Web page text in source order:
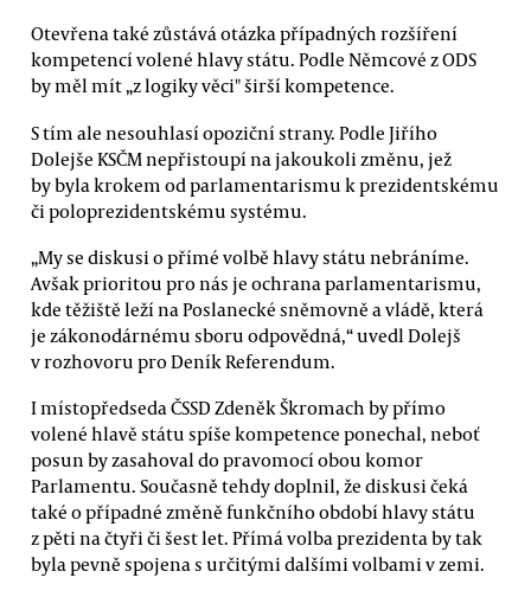
Otevřena také zůstává otázka případných rozšíření
kompetencí volené hlavy státu. Podle Němcové z ODS
by měl mít „z logiky věci" širší kompetence.
S tím ale nesouhlasí opoziční strany. Podle Jiřího
Dolejše KSČM nepřistoupí na jakoukoli změnu, jež
by byla krokem od parlamentarismu k prezidentskému
či poloprezidentskému systému.
„My se diskusi o přímé volbě hlavy státu nebráníme.
Avšak prioritou pro nás je ochrana parlamentarismu,
kde těžiště leží na Poslanecké sněmovně a vládě, která
je zákonodárnému sboru odpovědná,“ uvedl Dolejš
v rozhovoru pro Deník Referendum.
I místopředseda ČSSD Zdeněk Škromach by přímo
volené hlavě státu spíše kompetence ponechal, neboť
posun by zasahoval do pravomocí obou komor
Parlamentu. Současně tehdy doplnil, že diskusi čeká
také o případné změně funkčního období hlavy státu
z pěti na čtyři či šest let. Přímá volba prezidenta by tak
byla pevně spojena s určitými dalšími volbami v zemi.